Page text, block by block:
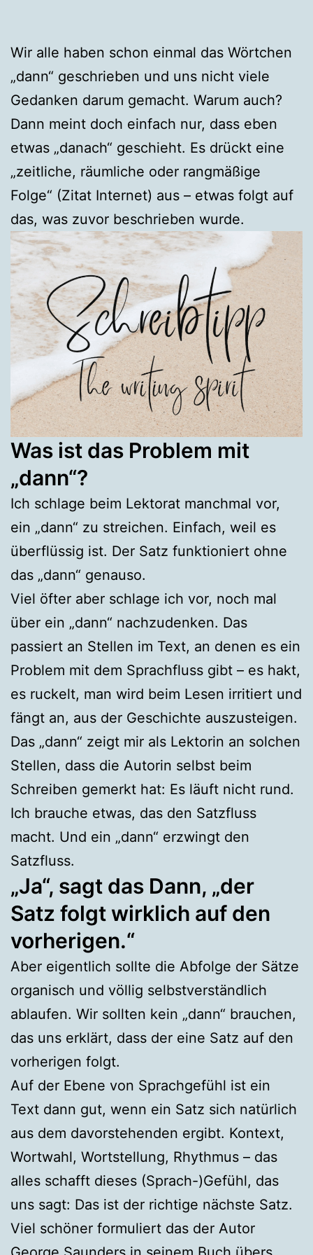
Wir alle haben schon einmal das Wörtchen
„dann“ geschrieben und uns nicht viele
Gedanken darum gemacht. Warum auch?
Dann meint doch einfach nur, dass eben
etwas „danach“ geschieht. Es drückt eine
„zeitliche, räumliche oder rangmäßige
Folge“ (Zitat Internet) aus – etwas folgt auf
das, was zuvor beschrieben wurde.
Was ist das Problem mit
„dann“?
Ich schlage beim Lektorat manchmal vor,
ein „dann“ zu streichen. Einfach, weil es
überflüssig ist. Der Satz funktioniert ohne
das „dann“ genauso.
Viel öfter aber schlage ich vor, noch mal
über ein „dann“ nachzudenken. Das
passiert an Stellen im Text, an denen es ein
Problem mit dem Sprachfluss gibt – es hakt,
es ruckelt, man wird beim Lesen irritiert und
fängt an, aus der Geschichte auszusteigen.
Das „dann“ zeigt mir als Lektorin an solchen
Stellen, dass die Autorin selbst beim
Schreiben gemerkt hat: Es läuft nicht rund.
Ich brauche etwas, das den Satzfluss
macht. Und ein „dann“ erzwingt den
Satzfluss.
„Ja“, sagt das Dann, „der
Satz folgt wirklich auf den
vorherigen.“
Aber eigentlich sollte die Abfolge der Sätze
organisch und völlig selbstverständlich
ablaufen. Wir sollten kein „dann“ brauchen,
das uns erklärt, dass der eine Satz auf den
vorherigen folgt.
Auf der Ebene von Sprachgefühl ist ein
Text dann gut, wenn ein Satz sich natürlich
aus dem davorstehenden ergibt. Kontext,
Wortwahl, Wortstellung, Rhythmus – das
alles schafft dieses (Sprach-)Gefühl, das
uns sagt: Das ist der richtige nächste Satz.
Viel schöner formuliert das der Autor